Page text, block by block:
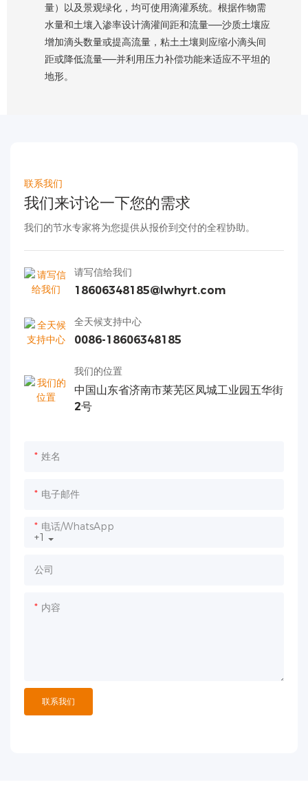
量）以及景观绿化，均可使用滴灌系统。根据作物需
水量和土壤入渗率设计滴灌间距和流量——沙质土壤应
增加滴头数量或提高流量，粘土土壤则应缩小滴头间
距或降低流量——并利用压力补偿功能来适应不平坦的
地形。
联系我们
我们来讨论一下您的需求
我们的节水专家将为您提供从报价到交付的全程协助。
请写信给我们
18606348185@lwhyrt.com
全天候支持中心
0086-18606348185
我们的位置
中国山东省济南市莱芜区凤城工业园五华街
2号
姓名
电子邮件
+1
电话/WhatsApp
公司
内容
联系我们